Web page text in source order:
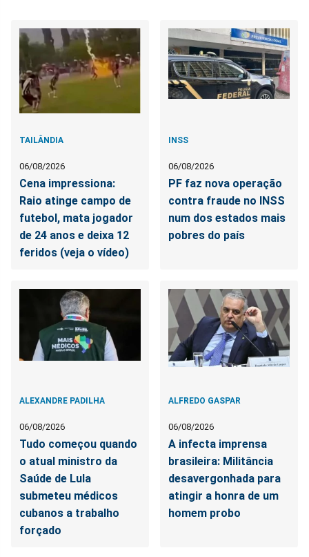
TAILÂNDIA
06/08/2026
Cena impressiona:
Raio atinge campo de
futebol, mata jogador
de 24 anos e deixa 12
feridos (veja o vídeo)
INSS
06/08/2026
PF faz nova operação
contra fraude no INSS
num dos estados mais
pobres do país
ALEXANDRE PADILHA
06/08/2026
Tudo começou quando
o atual ministro da
Saúde de Lula
submeteu médicos
cubanos a trabalho
forçado
ALFREDO GASPAR
06/08/2026
A infecta imprensa
brasileira: Militância
desavergonhada para
atingir a honra de um
homem probo